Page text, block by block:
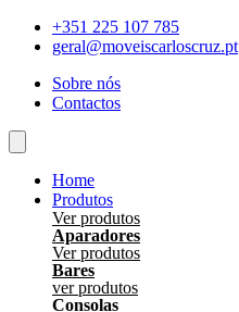
Skip
+351 225 107 785
geral@moveiscarloscruz.pt
Sobre nós
Contactos
Home
Produtos
Ver produtos
Aparadores
Ver produtos
Bares
ver produtos
Consolas